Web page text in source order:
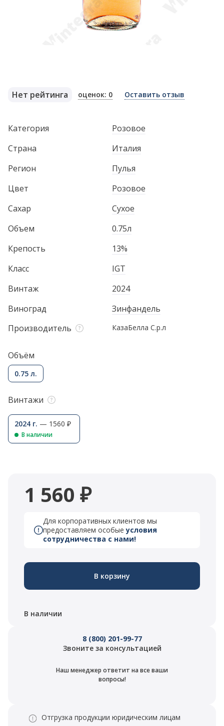
Нет рейтинга оценок: 0 Оставить отзыв
Категория
Розовое
Страна
Италия
Регион
Пулья
Цвет
Розовое
Сахар
Сухое
Объем
0.75л
Крепость
13%
Класс
IGT
Винтаж
2024
Виноград
Зинфандель
Производитель
КазаБелла С.р.л
Объём
0.75 л.
Винтажи
2024 г. — 1560 ₽
В наличии
1 560 ₽
Для корпоративных клиентов мы
предоставляем особыеусловия
сотрудничества с нами!
В корзину
В наличии
8 (800) 201-99-77
Звоните за консультацией
Наш менеджер ответит на все ваши
вопросы!
Отгрузка продукции юридическим лицам